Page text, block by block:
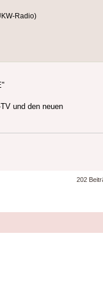
Radio)
und den neuen
202